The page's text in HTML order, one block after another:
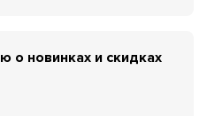
о новинках и скидках